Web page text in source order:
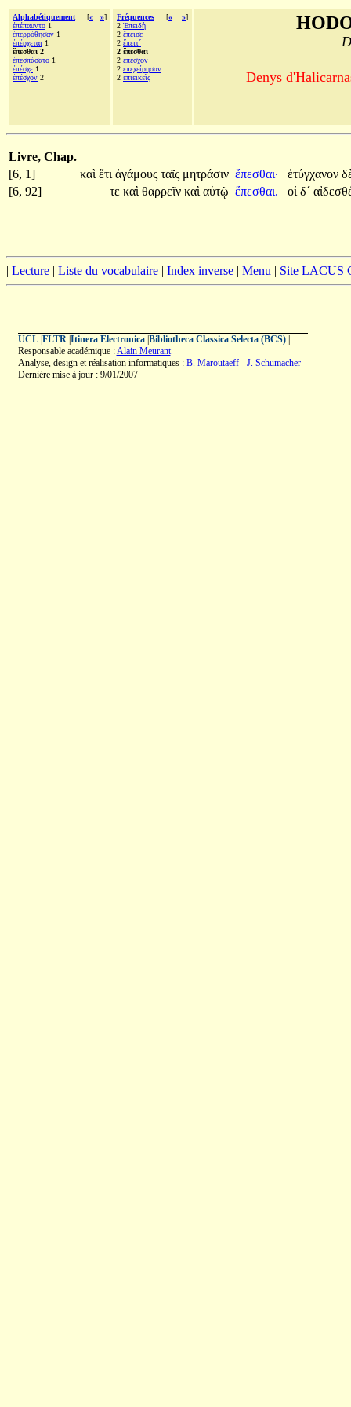
Alphabétiquement [« »]
ἐπέπαυντο 1
ἐπερρόθησαν 1
ἐπέρχεται 1
ἕπεσθαι 2
ἐπεσπάσατο 1
ἐπέσχε 1
ἐπέσχον 2
Fréquences [« »]
2 Ἐπειδὴ
2 ἔπεισε
2 ἔπειτ´
2 ἕπεσθαι
2 ἐπέσχον
2 ἐπεχείρησαν
2 ἐπιεικεῖς Denys
Livre, Chap.
[6, 1]
καὶ ἔτι ἀγάμους ταῖς μητράσιν ἕπεσθαι· ἐτύγχανον
[6, 92]
τε καὶ θαρρεῖν καὶ αὑτῷ ἕπεσθαι. οἱ δ´
| Lecture | Liste du vocabulaire | Index inverse | Menu | Site LACUS
UCL| FLTR| Itinera Electronica| Bibliotheca Classica Selecta (BCS)|
Responsable académique :Alain Meurant
Analyse, design et réalisation informatiques : B. Maroutaeff- J. Schumacher
Dernière mise à jour : 9/01/2007